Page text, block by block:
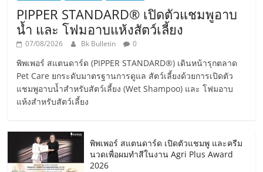
PIPPER STANDARD® เปิดตัวแชมพูอาบ
น้ำ และ โฟมอาบแห้งสัตว์เลี้ยง
07/08/2026 Bk Bulletin 0
พิพเพอร์ สแตนดาร์ด (PIPPER STANDARD®) เดินหน้ารุกตลาด
Pet Care ยกระดับมาตรฐานการดูแล สัตว์เลี้ยงด้วยการเปิดตัว
แชมพูอาบน้ำสำหรับสัตว์เลี้ยง (Wet Shampoo) และ โฟมอาบ
แห้งสำหรับสัตว์เลี้ยง
พิพเพอร์ สแตนดาร์ด เปิดตัวแชมพู และครีม
นวดเพื่อผมทำสีในงาน Agri Plus Award
2026